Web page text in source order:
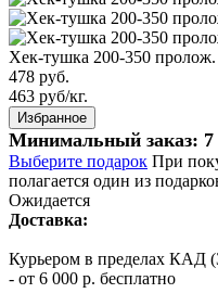
Хек-тушка 200-350
478 руб.
463 руб/кг.
Избранное
Минимальный заказ: 7
Выберите подарок При
полагается один из
Ожидается
Доставка:
Курьером в пределах КАД
- от 6 000 р. бесплатно